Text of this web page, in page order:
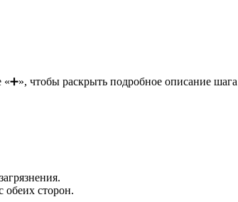
чтобы раскрыть подробное описание шага
обеих сторон.